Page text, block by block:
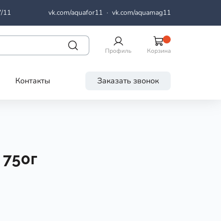
11 vk.com/aquafor11· vk.com/aquamag11
Профиль Корзина
Контакты Заказать звонок